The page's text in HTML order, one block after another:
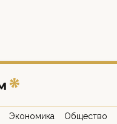
Экономика Общество